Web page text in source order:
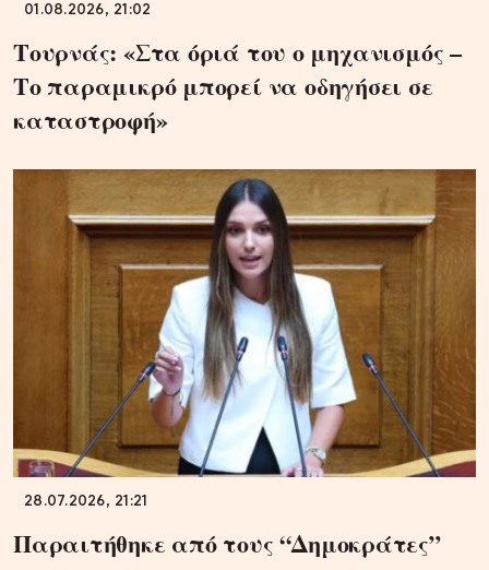
01.08.2026, 21:02
Τουρνάς: «Στα όριά του ο μηχανισμός –
Το παραμικρό μπορεί να οδηγήσει σε
καταστροφή»
28.07.2026, 21:21
Παραιτήθηκε από τους “Δημοκράτες”